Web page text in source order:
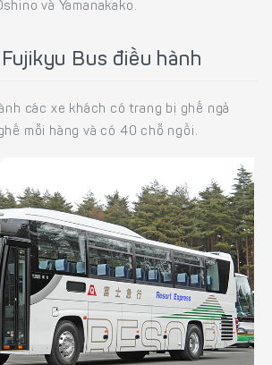
và Yamanakako.
Bus điều hành
các xe khách có trang bị ghế ngả
mỗi hàng và có 40 chỗ ngồi.